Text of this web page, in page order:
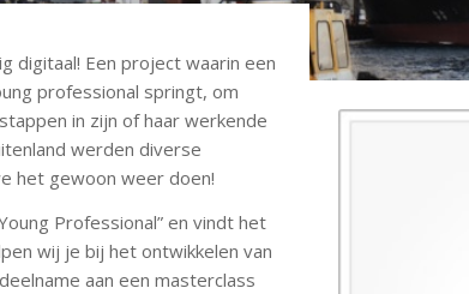
digitaal! Een project waarin een
professional springt, om
in zijn of haar werkende
werden diverse
het gewoon weer doen!
Professional” en vindt het
wij je bij het ontwikkelen van
aan een masterclass